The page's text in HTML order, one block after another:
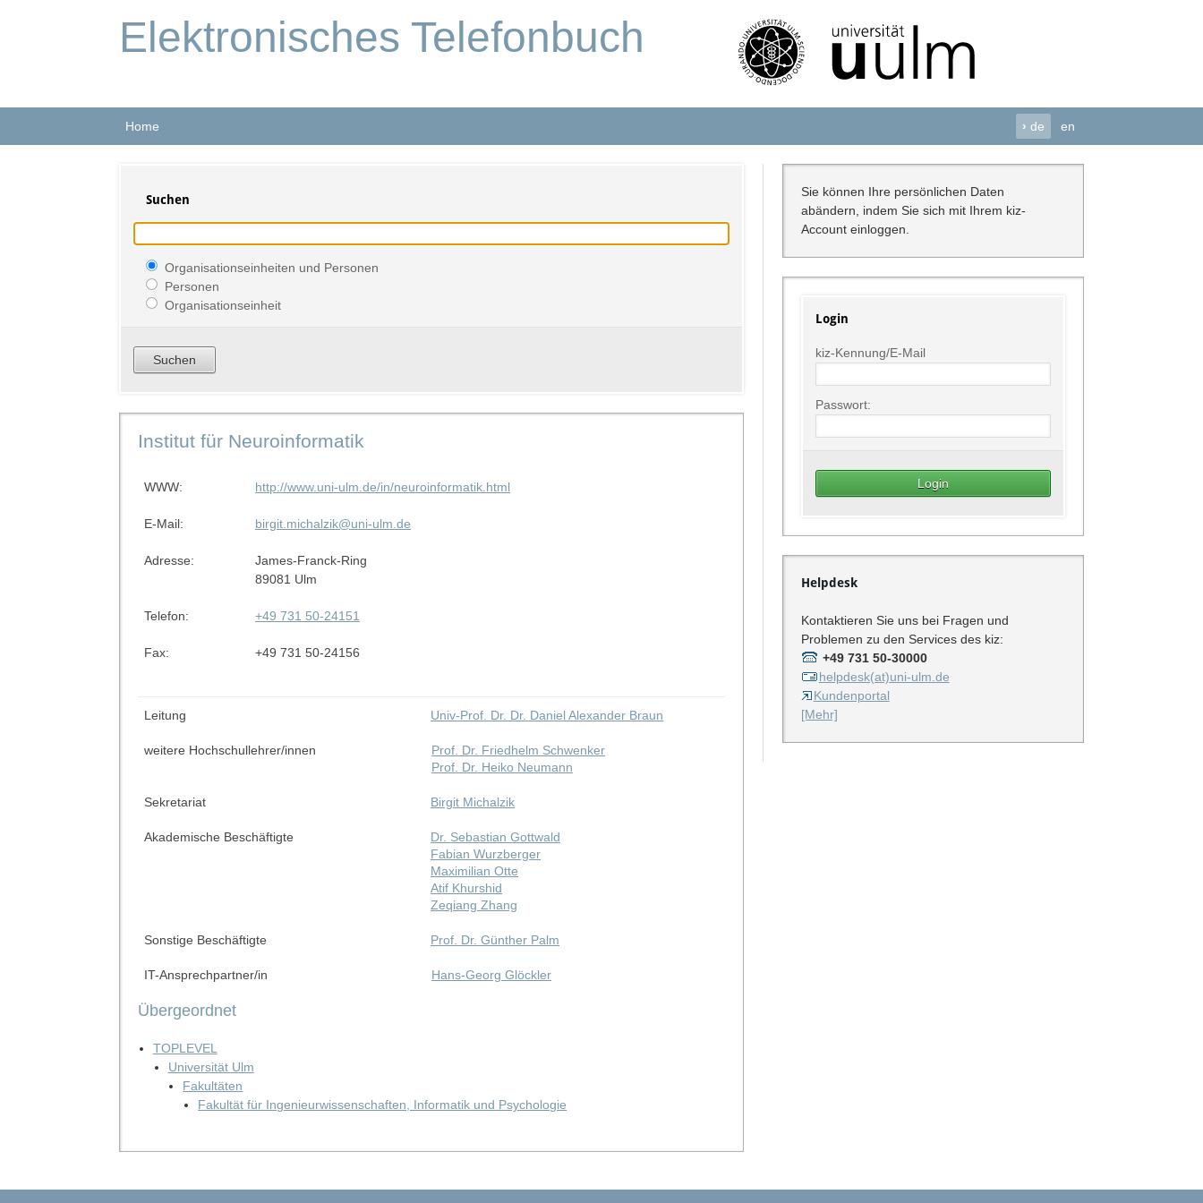
Elektronisches Telefonbuch
Home › de en
Suchen
Organisationseinheiten und Personen
Personen
Organisationseinheit
Institut für Neuroinformatik
WWW: http://www.uni-ulm.de/in/neuroinformatik.html
E-Mail: birgit.michalzik@uni-ulm.de
Adresse:
James-Franck-Ring
89081 Ulm
Telefon: +49 731 50-24151
Fax: +49 731 50-24156
Leitung Univ-Prof. Dr. Dr. Daniel Alexander Braun
weitere Hochschullehrer/innen
Prof. Dr. Friedhelm Schwenker
Prof. Dr. Heiko Neumann
Sekretariat Birgit Michalzik
Akademische Beschäftigte
Dr. Sebastian Gottwald
Fabian Wurzberger
Maximilian Otte
Atif Khurshid
Zeqiang Zhang
Sonstige Beschäftigte Prof. Dr. Günther Palm
IT-Ansprechpartner/in Hans-Georg Glöckler
Übergeordnet
TOPLEVEL
Universität Ulm
Fakultäten
Fakultät für Ingenieurwissenschaften, Informatik und Psychologie
Sie können Ihre persönlichen Daten
abändern, indem Sie sich mit Ihrem kiz-
Account einloggen.
Login
kiz-Kennung/E-Mail
Passwort:
Helpdesk
Kontaktieren Sie uns bei Fragen und
Problemen zu den Services des kiz:
+49 731 50-30000
helpdesk(at)uni-ulm.de
Kundenportal
[Mehr]